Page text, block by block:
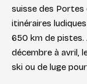
suisse des Portes
itinéraires
650 km de pistes.
décembre à avril,
ski ou de luge